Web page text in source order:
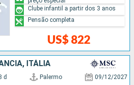
US$ 822
Clube infantil a partir dos 3 anos
Pensão completa
ITÁLIA
d Palermo 09/12/2027